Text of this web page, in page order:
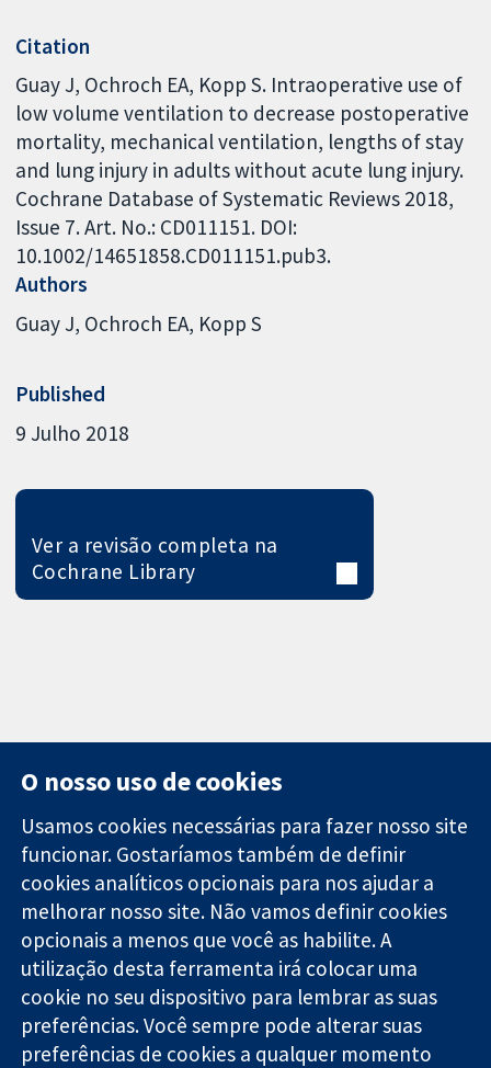
Citation
Guay J, Ochroch EA, Kopp S. Intraoperative use of
low volume ventilation to decrease postoperative
mortality, mechanical ventilation, lengths of stay
and lung injury in adults without acute lung injury.
Cochrane Database of Systematic Reviews 2018,
Issue 7. Art. No.: CD011151. DOI:
10.1002/14651858.CD011151.pub3.
Authors
Guay J Ochroch EA Kopp S
Published
9 Julho 2018
Ver a revisão completa na
Cochrane Library
Evidências
confiáveis.
Decisões
informadas.
Melhor saúde.
11-13 Cavendish
Square
Londres
W1G 0AN
Reino Unido
Contato
Notícias
Assessoria de
imprensa
Sobre nós
Cochrane
Library
O nosso uso de cookies
Usamos cookies necessárias para fazer nosso site
funcionar. Gostaríamos também de definir
cookies analíticos opcionais para nos ajudar a
melhorar nosso site. Não vamos definir cookies
opcionais a menos que você as habilite. A
utilização desta ferramenta irá colocar uma
cookie no seu dispositivo para lembrar as suas
preferências. Você sempre pode alterar suas
preferências de cookies a qualquer momento